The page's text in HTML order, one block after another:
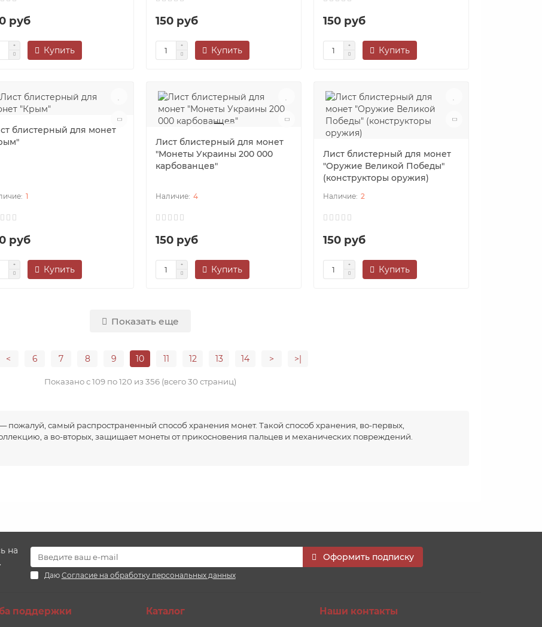
руб
Купить
150 руб
Купить
150 руб
Купить
блистерный для монет
1
руб
Купить
Лист блистерный для монет
"Монеты Украины 200 000
карбованцев"
4
150 руб
Купить
Лист блистерный для монет
"Оружие Великой Победы"
(конструкторы оружия)
2
150 руб
Купить
Показать еще
< 6 7 8 9 10 11 12 13 14 > >|
Показано с 109 по 120 из 356 (всего 30 страниц)
пожалуй, самый распространенный способ хранения монет. Такой способ хранения, во-первых,
а во-вторых, защищает монеты от прикосновения пальцев и механических повреждений.
на
Оформить подписку
Даю Согласие на обработку персональных данных
поддержки Каталог Наши контакты